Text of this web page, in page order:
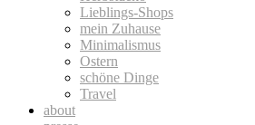
Lieblings-Shops
mein Zuhause
Minimalismus
Ostern
schöne Dinge
Travel
about